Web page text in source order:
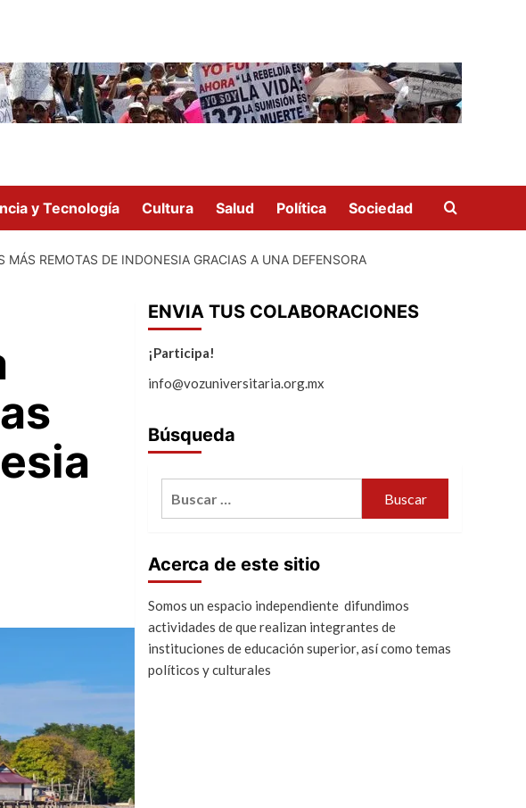
y Tecnología Cultura Salud Política Sociedad
REMOTAS DE INDONESIA GRACIAS A UNA DEFENSORA
ENVIA TUS COLABORACIONES
¡Participa!
info@vozuniversitaria.org.mx
Búsqueda
Acerca de este sitio
Somos un espacio independiente difundimos
actividades de que realizan integrantes de
instituciones de educación superior, así como temas
políticos y culturales